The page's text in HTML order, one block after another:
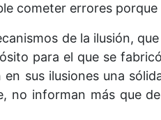
cometer errores
de la ilusión,
para el que se
sus ilusiones una
no informan más que